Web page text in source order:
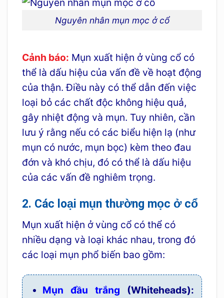
Nguyên nhân mụn mọc ở cổ
Cảnh báo: Mụn xuất hiện ở vùng cổ có
thể là dấu hiệu của vấn đề về hoạt động
của thận. Điều này có thể dẫn đến việc
loại bỏ các chất độc không hiệu quả,
gây nhiệt động và mụn. Tuy nhiên, cần
lưu ý rằng nếu có các biểu hiện lạ (như
mụn có nước, mụn bọc) kèm theo đau
đớn và khó chịu, đó có thể là dấu hiệu
của các vấn đề nghiêm trọng.
2. Các loại mụn thường mọc ở cổ
Mụn xuất hiện ở vùng cổ có thể có
nhiều dạng và loại khác nhau, trong đó
các loại mụn phổ biến bao gồm:
Mụn đầu trắng (Whiteheads):